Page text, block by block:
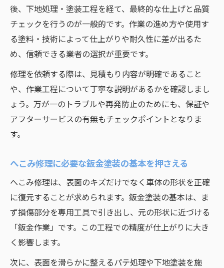
安心の鈑金塗装依頼に必要なポイントとは
キズへこみ修理で後悔しないポイントを徹底解
説
自動車キズ修理で失敗しないコツと注意点
へこみ修理で後悔しないための事前チェッ
ク
鈑金塗装で安心できる修理業者を選ぶ基準
キズへこみ修理の後悔を防ぐ作業の見極め
自動車修理業者選びで重視すべきポイント
キズへこみ修理に安心な業者の特徴とは
鈑金塗装の信頼できる業者を見極める方法
修理依頼で安心できる業者の選び方を解説
自動車修理業者選択時の注意すべき基準
後、下地処理・塗装工程を経て、最終的な仕上げと品質
チェックを行うのが一般的です。作業の進め方や使用す
る塗料・技術によって仕上がりや耐久性に差が出るた
め、信頼できる業者の選択が重要です。
修理を依頼する際は、見積もり内容が明確であること
や、作業工程について丁寧な説明があるかを確認しまし
ょう。万が一のトラブルや再発防止のためにも、保証や
アフターサービスの有無もチェックポイントとなりま
す。
へこみ修理に必要な鈑金塗装の基本を押さえる
へこみ修理は、表面のキズだけでなく車体の形状を正確
に復元することが求められます。鈑金塗装の基本は、ま
ず損傷部分を専用工具で引き出し、元の形状に近づける
「鈑金作業」です。この工程での精度が仕上がりに大き
く影響します。
次に、表面を滑らかに整えるパテ処理や下地塗装を施